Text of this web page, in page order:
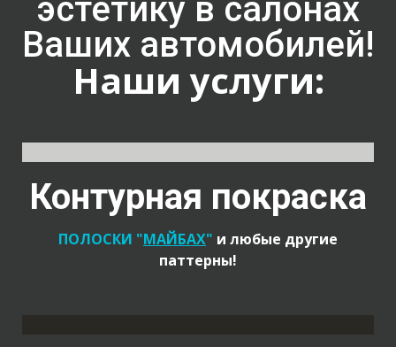
эстетику в салонах
Ваших автомобилей!
Наши услуги:
Контурная покраска
ПОЛОСКИ "МАЙБАХ" и любые другие
паттерны!